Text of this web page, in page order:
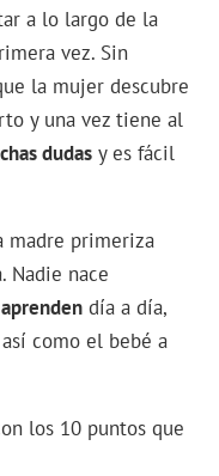
a lo largo de la
vez. Sin
la mujer descubre
y una vez tiene al
dudas y es fácil
madre primeriza
Nadie nace
aprenden día a día,
como el bebé a
los 10 puntos que